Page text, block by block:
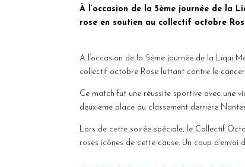
À l’occasion de la 5ème journée de la
rose en soutien au collectif octobre
A l’occasion de la 5ème journée de la Liqui
collectif octobre Rose luttant contre le cancer
Ce match fut une réussite sportive avec une
deuxième place au classement derrière
Lors de cette soirée spéciale, le Collectif
roses icônes de cette cause. Un coup